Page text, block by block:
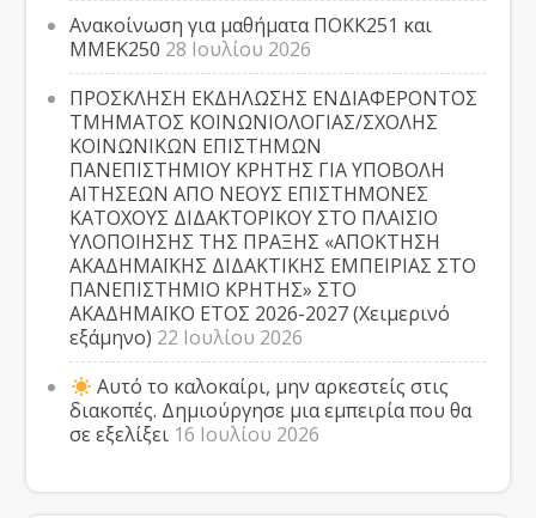
Ανακοίνωση για μαθήματα ΠΟΚΚ251 και
ΜΜΕΚ250 28 Ιουλίου 2026
ΠΡΟΣΚΛΗΣΗ ΕΚΔΗΛΩΣΗΣ ΕΝΔΙΑΦΕΡΟΝΤΟΣ
ΤΜΗΜΑΤΟΣ ΚΟΙΝΩΝΙΟΛΟΓΙΑΣ/ΣΧΟΛΗΣ
ΚΟΙΝΩΝΙΚΩΝ ΕΠΙΣΤΗΜΩΝ
ΠΑΝΕΠΙΣΤΗΜΙΟΥ ΚΡΗΤΗΣ ΓΙΑ ΥΠΟΒΟΛΗ
ΑΙΤΗΣΕΩΝ ΑΠΟ ΝΕΟΥΣ ΕΠΙΣΤΗΜΟΝΕΣ
ΚΑΤΟΧΟΥΣ ΔΙΔΑΚΤΟΡΙΚΟΥ ΣΤΟ ΠΛΑΙΣΙΟ
ΥΛΟΠΟΙΗΣΗΣ ΤΗΣ ΠΡΑΞΗΣ «ΑΠΟΚΤΗΣΗ
ΑΚΑΔΗΜΑΪΚΗΣ ΔΙΔΑΚΤΙΚΗΣ ΕΜΠΕΙΡΙΑΣ ΣΤΟ
ΠΑΝΕΠΙΣΤΗΜΙΟ ΚΡΗΤΗΣ» ΣΤΟ
ΑΚΑΔΗΜΑΪΚΟ ΕΤΟΣ 2026-2027 (Χειμερινό
εξάμηνο) 22 Ιουλίου 2026
Αυτό το καλοκαίρι, μην αρκεστείς στις
διακοπές. Δημιούργησε μια εμπειρία που θα
σε εξελίξει 16 Ιουλίου 2026